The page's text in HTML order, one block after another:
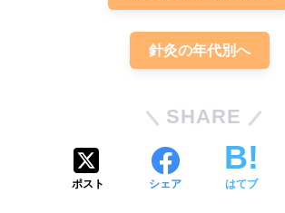
脾虚証
針灸の年代別へ
SHARE
ポスト シェア はてブ